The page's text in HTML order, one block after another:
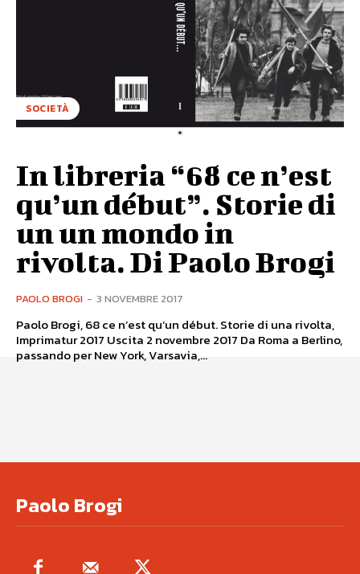
SOCIETÀ
In libreria “68 ce n’est
qu’un début”. Storie di
un un mondo in
rivolta. Di Paolo Brogi
PAOLO BROGI - 3 NOVEMBRE 2017
Paolo Brogi, 68 ce n’est qu’un début. Storie di una rivolta,
Imprimatur 2017 Uscita 2 novembre 2017 Da Roma a Berlino,
passando per New York, Varsavia,...
Paolo Brogi